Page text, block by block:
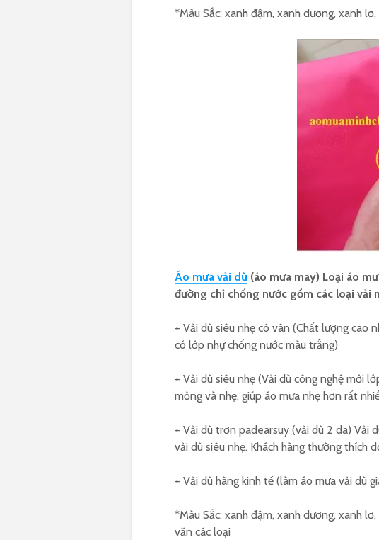
*Màu Sắc: xanh đậm, xanh dương, xanh
Áo mưa vải dù (áo mưa may) Loại áo
đường chỉ chống nước gồm các loại vải
+ Vải dù siêu nhẹ có vân (Chất lượng
có lớp nhự chống nước màu trắng)
+ Vải dù siêu nhẹ (Vải dù công nghệ mới
mỏng và nhẹ, giúp áo mưa nhẹ hơn rất
+ Vải dù trơn padearsuy (vải dù 2 da) Vải
vải dù siêu nhẹ. Khách hàng thường thích
+ Vải dù hàng kinh tế (làm áo mưa vải dù
*Màu Sắc: xanh đậm, xanh dương, xanh
văn các loại